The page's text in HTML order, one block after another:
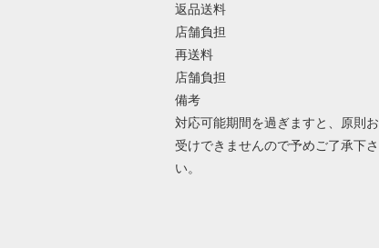
返品送料
店舗負担
再送料
店舗負担
備考
対応可能期間を過ぎますと、原則お
受けできませんので予めご了承下さ
い。